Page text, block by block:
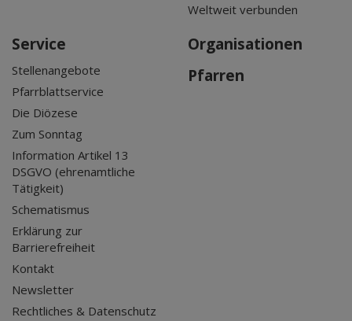
Weltweit verbunden
Service
Stellenangebote
Pfarrblattservice
Die Diözese
Zum Sonntag
Information Artikel 13
DSGVO (ehrenamtliche
Tätigkeit)
Schematismus
Erklärung zur
Barrierefreiheit
Kontakt
Newsletter
Rechtliches & Datenschutz
Organisationen
Pfarren